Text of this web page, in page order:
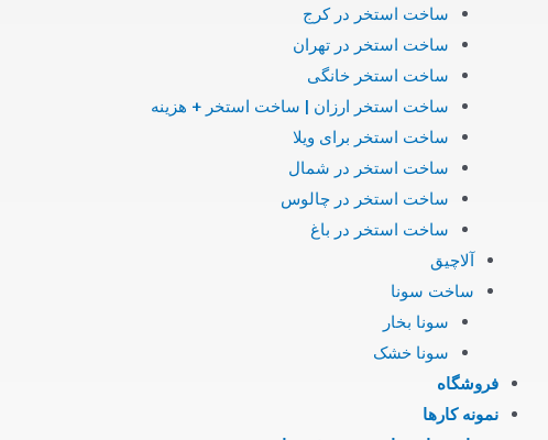
ساخت استخر در کرج
ساخت استخر در تهران
ساخت استخر خانگی
ساخت استخر ارزان | ساخت استخر + هزینه
ساخت استخر برای ویلا
ساخت استخر در شمال
ساخت استخر در چالوس
ساخت استخر در باغ
آلاچیق
ساخت سونا
سونا بخار
سونا خشک
فروشگاه
نمونه کارها